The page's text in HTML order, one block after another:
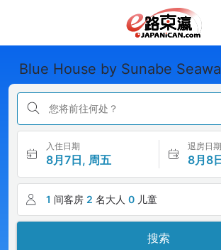
Blue House by Sunabe
您将前往何处？
入住日期
8月7日, 周五
退房日期
8月8
1 间客房 2 名大人 0 儿童
搜索